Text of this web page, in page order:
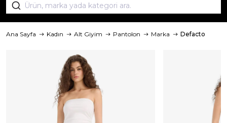
Ana Sayfa Kadın Alt Giyim Pantolon Marka Defacto